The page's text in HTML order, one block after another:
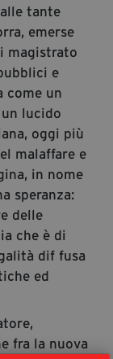
tante
emerse
magistrato
e
come un
lucido
oggi più
malaffare e
in nome
speranza:
delle
che è di
dif fusa
ed
fra la nuova